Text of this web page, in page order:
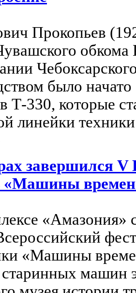
Прокопьев
было
Т-330, которые
линейки
завершился V
«Машины
«Амазония»
«Машины
машин